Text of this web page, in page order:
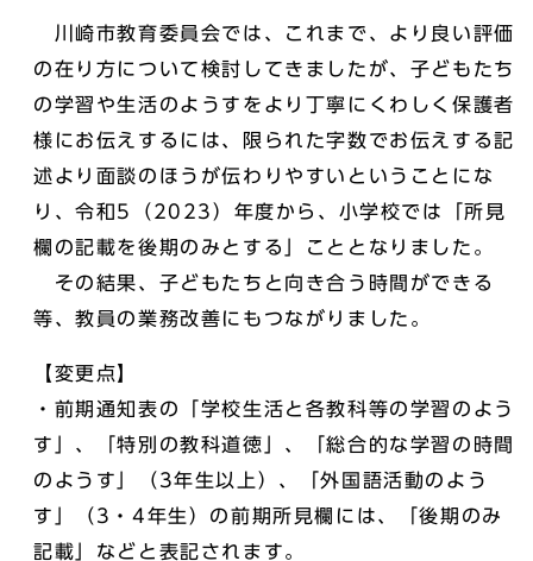
川崎市教育委員会では、これまで、より良い評価
の在り方について検討してきましたが、子どもたち
の学習や生活のようすをより丁寧にくわしく保護者
様にお伝えするには、限られた字数でお伝えする記
述より面談のほうが伝わりやすいということにな
り、令和5（2023）年度から、小学校では「所見
欄の記載を後期のみとする」こととなりました。
その結果、子どもたちと向き合う時間ができる
等、教員の業務改善にもつながりました。
【変更点】
・前期通知表の「学校生活と各教科等の学習のよう
す」、「特別の教科道徳」、「総合的な学習の時間
のようす」（3年生以上）、「外国語活動のよう
す」（3・4年生）の前期所見欄には、「後期のみ
記載」などと表記されます。